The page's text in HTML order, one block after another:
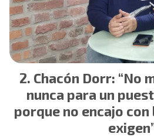
Chacón Dorr: “No
nunca para un
porque no encajo